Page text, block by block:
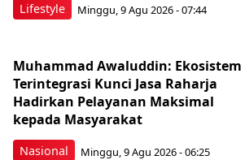
Lifestyle Minggu, 9 Agu 2026 - 07:44
Nasional
Muhammad Awaluddin: Ekosistem
Terintegrasi Kunci Jasa Raharja
Hadirkan Pelayanan Maksimal
kepada Masyarakat
Minggu, 9 Agu 2026 - 06:25